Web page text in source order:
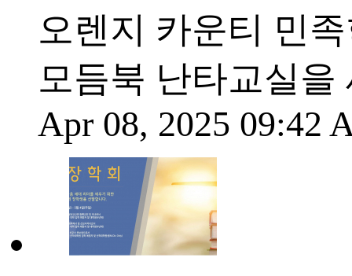
오렌지 카운티 민
모듬북 난타교실을
Apr 08, 2025 09:42